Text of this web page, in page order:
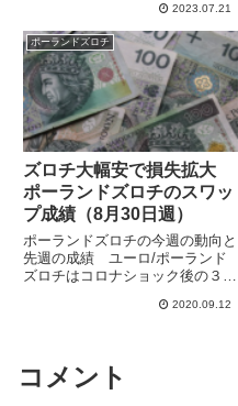
ロチとチェココルナは対ユーロで
変動が小さく、安定してスワポを
稼げるのではないかと考えていま
す。7月7日にポーランド国立銀...
2023.07.21
ポーランドズロチ
ズロチ大幅安で損失拡大
ポーランドズロチのスワッ
プ成績（8月30日週）
ポーランドズロチの今週の動向と
先週の成績 ユーロ/ポーランド
ズロチはコロナショック後の３月
ましたが、割ることができずに、
（青点線）を抜いてきました...
2020.09.12
コメント